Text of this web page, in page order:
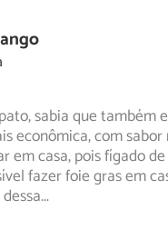
sabia que também
econômica, com
em casa, pois fígado
fazer foie gras em
...